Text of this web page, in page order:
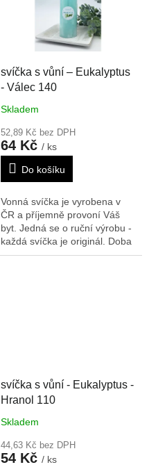
svíčka s vůní – Eukalyptus
- Válec 140
Skladem
52,89 Kč bez DPH
64 Kč / ks
Do košíku
Vonná svíčka je vyrobena v
ČR a příjemně provoní Váš
byt. Jedná se o ruční výrobu -
každá svíčka je originál. Doba
hoření: 42 hRozměry V/Š/H:
svíčka s vůní - Eukalyptus -
Hranol 110
Skladem
44,63 Kč bez DPH
54 Kč / ks